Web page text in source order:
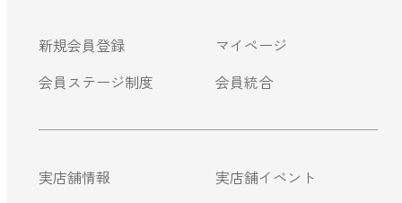
新規会員登録
マイページ
会員ステージ制度
会員統合
実店舗情報
実店舗イベント